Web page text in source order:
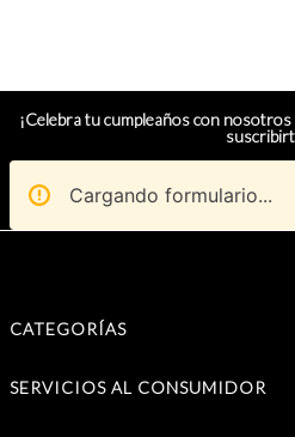
¡Celebra tu cumpleaños con
Cargando formulario...
CATEGORÍAS
SERVICIOS AL CONSUMIDOR